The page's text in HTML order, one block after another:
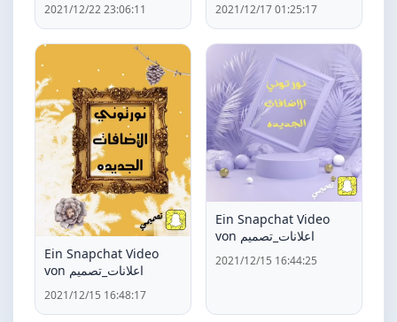
2021/12/22 23:06:11 2021/12/17 01:25:17
Ein Snapchat Video
von اعلانات_تصميم
2021/12/15 16:48:17
Ein Snapchat Video
von اعلانات_تصميم
2021/12/15 16:44:25